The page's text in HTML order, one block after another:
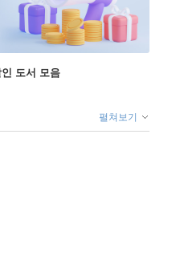
도서 모음
펼쳐보기